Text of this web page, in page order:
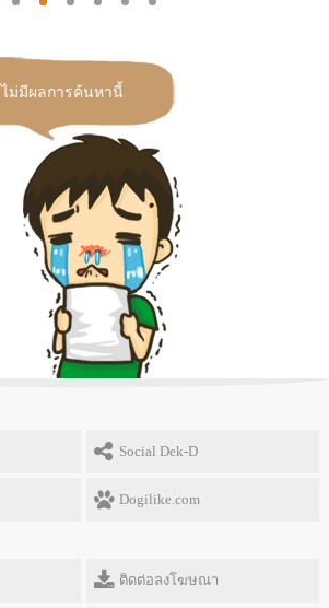
ไม่มีผลการค้นหานี้
Social Dek-D
Dogilike.com
ติดต่อลงโฆษณา